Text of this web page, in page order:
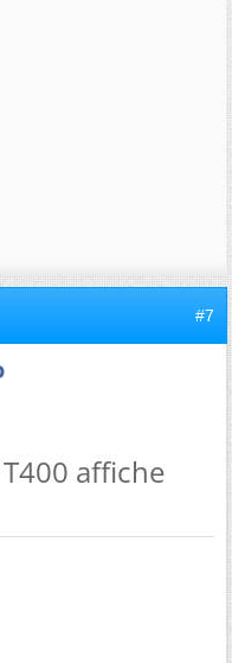
#7
T400 affiche